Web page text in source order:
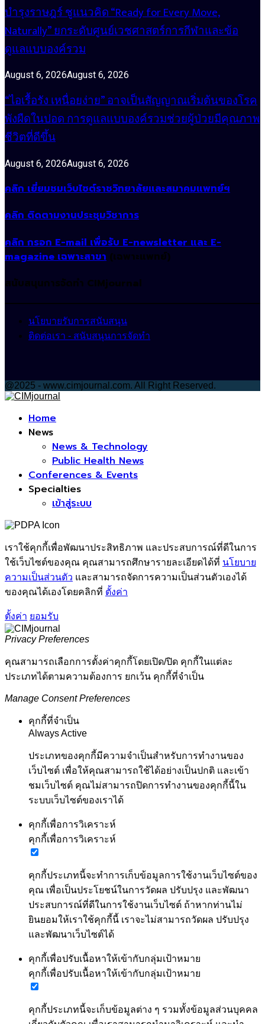
บำรุงราษฎร์ ชูแนวคิด “Ready for Every Move,
Naturally” ยกระดับศูนย์เวชศาสตร์การกีฬาและข้อ
ดูแลแบบองค์รวม
August 6, 2026August 6, 2026
“ไอเรื้อรัง เหนื่อยง่าย” อาจเป็นสัญญาณเริ่มต้นของโรค
พังผืดในปอด การดูแลแบบองค์รวมช่วยผู้ป่วยมีคุณภาพ
ชีวิตที่ดีขึ้น
August 6, 2026August 6, 2026
คลิก เยี่ยมชมเว็บไซต์ราชวิทยาลัยและสมาคมแพทย์ฯ
คลิก ติดตามงานประชุมวิชาการ
คลิก กรอก E-mail เพื่อรับ E-newsletter และ E-
magazine เฉพาะสาขา (เฉพาะแพทย์)
สนับสนุนการจัดทำ CIMjournal
นโยบายรับการสนับสนุน
ติดต่อเรา - สนับสนุนการจัดทำ
@2025 - www.cimjournal.com. All Right Reserved.
Home
News
News & Technology
Public Health News
Conferences & Events
Specialties
เข้าสู่ระบบ
เราใช้คุกกี้เพื่อพัฒนาประสิทธิภาพ และประสบการณ์ที่ดีในการ
ใช้เว็บไซต์ของคุณ คุณสามารถศึกษารายละเอียดได้ที่ นโยบาย
ความเป็นส่วนตัว และสามารถจัดการความเป็นส่วนตัวเองได้
ของคุณได้เองโดยคลิกที่ ตั้งค่า
ตั้งค่า ยอมรับ
Privacy Preferences
คุณสามารถเลือกการตั้งค่าคุกกี้โดยเปิด/ปิด คุกกี้ในแต่ละ
ประเภทได้ตามความต้องการ ยกเว้น คุกกี้ที่จำเป็น
Manage Consent Preferences
คุกกี้ที่จำเป็น
Always Active
ประเภทของคุกกี้มีความจำเป็นสำหรับการทำงานของ
เว็บไซต์ เพื่อให้คุณสามารถใช้ได้อย่างเป็นปกติ และเข้า
ชมเว็บไซต์ คุณไม่สามารถปิดการทำงานของคุกกี้นี้ใน
ระบบเว็บไซต์ของเราได้
คุกกี้เพื่อการวิเคราะห์
คุกกี้เพื่อการวิเคราะห์
คุกกี้ประเภทนี้จะทำการเก็บข้อมูลการใช้งานเว็บไซต์ของ
คุณ เพื่อเป็นประโยชน์ในการวัดผล ปรับปรุง และพัฒนา
ประสบการณ์ที่ดีในการใช้งานเว็บไซต์ ถ้าหากท่านไม่
ยินยอมให้เราใช้คุกกี้นี้ เราจะไม่สามารถวัดผล ปรับปรุง
และพัฒนาเว็บไซต์ได้
คุกกี้เพื่อปรับเนื้อหาให้เข้ากับกลุ่มเป้าหมาย
คุกกี้เพื่อปรับเนื้อหาให้เข้ากับกลุ่มเป้าหมาย
คุกกี้ประเภทนี้จะเก็บข้อมูลต่าง ๆ รวมทั้งข้อมูลส่วนบุคคล